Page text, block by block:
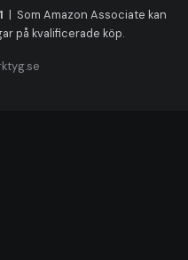
| Som Amazon Associate kan
på kvalificerade köp.